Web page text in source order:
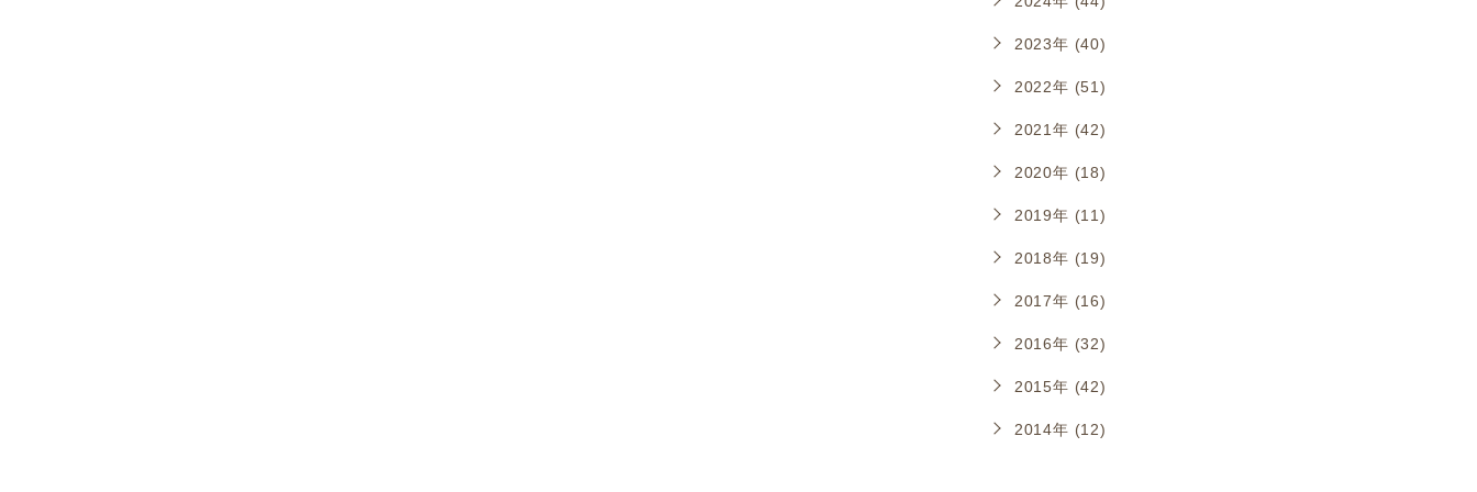
2023年 (40)
2022年 (51)
2021年 (42)
2020年 (18)
2019年 (11)
2018年 (19)
2017年 (16)
2016年 (32)
2015年 (42)
2014年 (12)